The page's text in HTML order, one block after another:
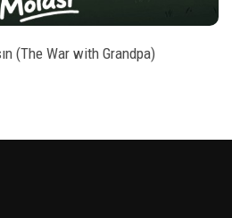
(The War with Grandpa)